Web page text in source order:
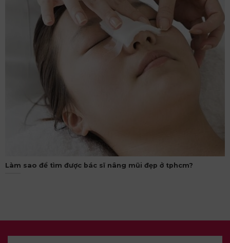
Làm sao để tìm được bác sĩ nâng mũi đẹp ở tphcm?